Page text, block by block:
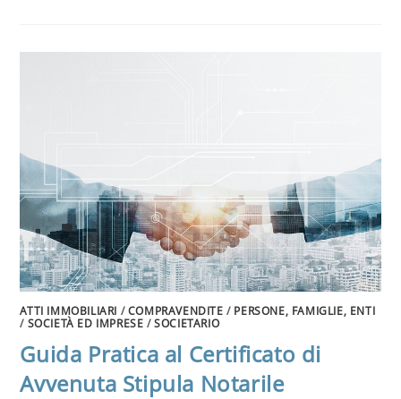
ATTI IMMOBILIARI /COMPRAVENDITE / PERSONE, FAMIGLIE, ENTI
/ SOCIETÀ ED IMPRESE /SOCIETARIO
Guida Pratica al Certificato di
Avvenuta Stipula Notarile